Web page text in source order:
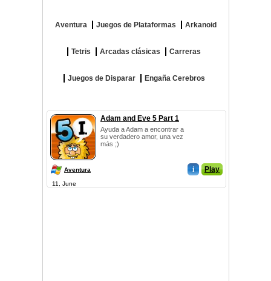
Aventura Juegos de Plataformas Arkanoid
Tetris Arcadas clásicas Carreras
Juegos de Disparar Engaña Cerebros
Adam and Eve 5 Part 1
Ayuda a Adam a encontrar a
su verdadero amor, una vez
más ;)
Aventura i Play
11, June